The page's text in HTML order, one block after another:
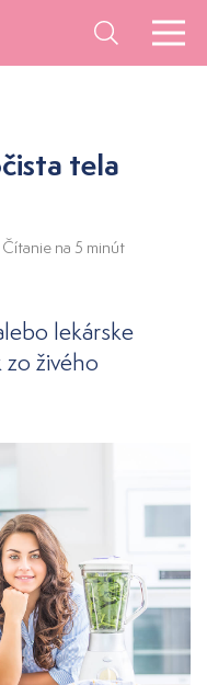
tela
Čítanie na 5 minút
lekárske
živého